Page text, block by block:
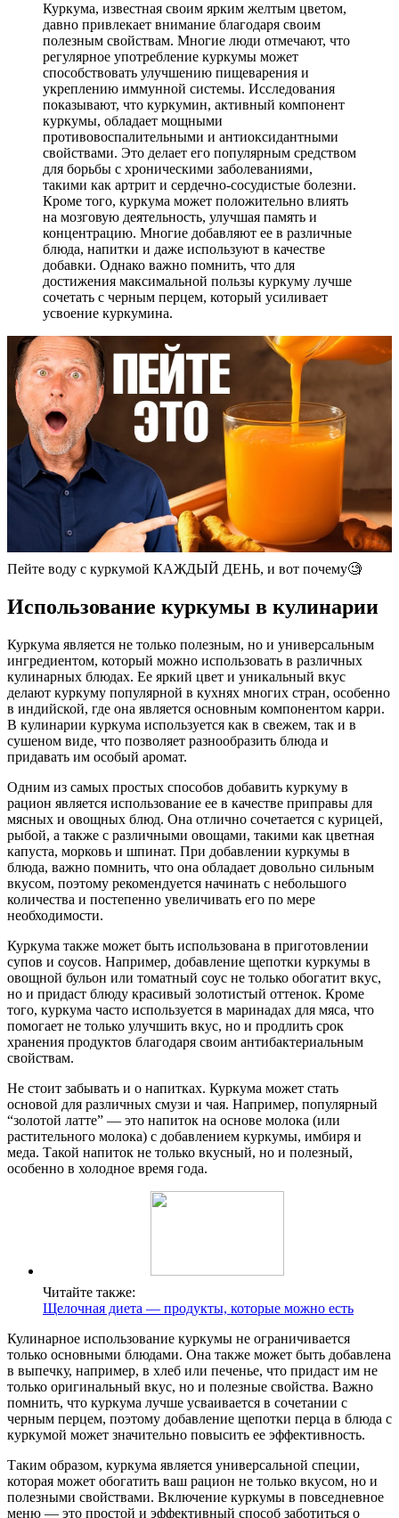
Куркума, известная своим ярким желтым цветом,
давно привлекает внимание благодаря своим
полезным свойствам. Многие люди отмечают, что
регулярное употребление куркумы может
способствовать улучшению пищеварения и
укреплению иммунной системы. Исследования
показывают, что куркумин, активный компонент
куркумы, обладает мощными
противовоспалительными и антиоксидантными
свойствами. Это делает его популярным средством
для борьбы с хроническими заболеваниями,
такими как артрит и сердечно-сосудистые болезни.
Кроме того, куркума может положительно влиять
на мозговую деятельность, улучшая память и
концентрацию. Многие добавляют ее в различные
блюда, напитки и даже используют в качестве
добавки. Однако важно помнить, что для
достижения максимальной пользы куркуму лучше
сочетать с черным перцем, который усиливает
усвоение куркумина.
Пейте воду с куркумой КАЖДЫЙ ДЕНЬ, и вот почему🧐
Использование куркумы в кулинарии
Куркума является не только полезным, но и универсальным
ингредиентом, который можно использовать в различных
кулинарных блюдах. Ее яркий цвет и уникальный вкус
делают куркуму популярной в кухнях многих стран, особенно
в индийской, где она является основным компонентом карри.
В кулинарии куркума используется как в свежем, так и в
сушеном виде, что позволяет разнообразить блюда и
придавать им особый аромат.
Одним из самых простых способов добавить куркуму в
рацион является использование ее в качестве приправы для
мясных и овощных блюд. Она отлично сочетается с курицей,
рыбой, а также с различными овощами, такими как цветная
капуста, морковь и шпинат. При добавлении куркумы в
блюда, важно помнить, что она обладает довольно сильным
вкусом, поэтому рекомендуется начинать с небольшого
количества и постепенно увеличивать его по мере
необходимости.
Куркума также может быть использована в приготовлении
супов и соусов. Например, добавление щепотки куркумы в
овощной бульон или томатный соус не только обогатит вкус,
но и придаст блюду красивый золотистый оттенок. Кроме
того, куркума часто используется в маринадах для мяса, что
помогает не только улучшить вкус, но и продлить срок
хранения продуктов благодаря своим антибактериальным
свойствам.
Не стоит забывать и о напитках. Куркума может стать
основой для различных смузи и чая. Например, популярный
“золотой латте” — это напиток на основе молока (или
растительного молока) с добавлением куркумы, имбиря и
меда. Такой напиток не только вкусный, но и полезный,
особенно в холодное время года.
Читайте также:
Щелочная диета — продукты, которые можно есть
Кулинарное использование куркумы не ограничивается
только основными блюдами. Она также может быть добавлена
в выпечку, например, в хлеб или печенье, что придаст им не
только оригинальный вкус, но и полезные свойства. Важно
помнить, что куркума лучше усваивается в сочетании с
черным перцем, поэтому добавление щепотки перца в блюда с
куркумой может значительно повысить ее эффективность.
Таким образом, куркума является универсальной специи,
которая может обогатить ваш рацион не только вкусом, но и
полезными свойствами. Включение куркумы в повседневное
меню — это простой и эффективный способ заботиться о